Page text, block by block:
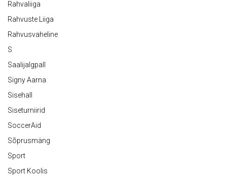
Rahvaliiga
Rahvuste Liiga
Rahvusvaheline
S
Saalijalgpall
Signy Aarna
Sisehall
Siseturniirid
SoccerAid
Sõprusmäng
Sport
Sport Koolis